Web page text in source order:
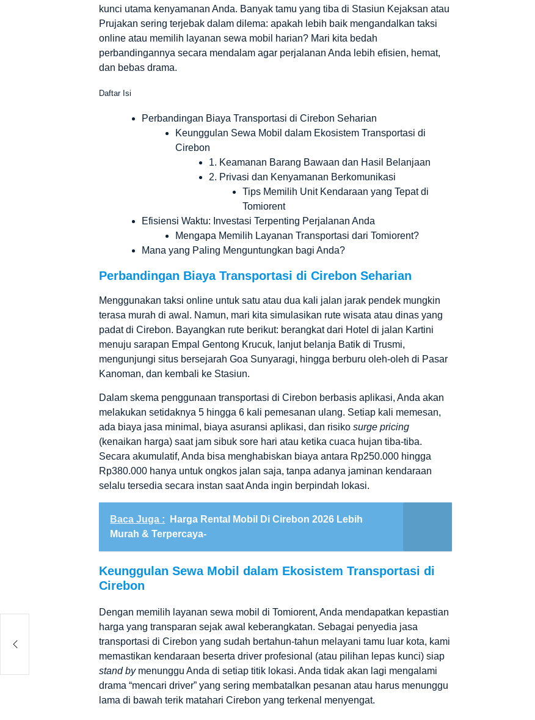
kunci utama kenyamanan Anda. Banyak tamu yang tiba di Stasiun Kejaksan atau
Prujakan sering terjebak dalam dilema: apakah lebih baik mengandalkan taksi
online atau memilih layanan sewa mobil harian? Mari kita bedah
perbandingannya secara mendalam agar perjalanan Anda lebih efisien, hemat,
dan bebas drama.
Daftar Isi
Perbandingan Biaya Transportasi di Cirebon Seharian
Keunggulan Sewa Mobil dalam Ekosistem Transportasi di
Cirebon
1. Keamanan Barang Bawaan dan Hasil Belanjaan
2. Privasi dan Kenyamanan Berkomunikasi
Tips Memilih Unit Kendaraan yang Tepat di
Tomiorent
Efisiensi Waktu: Investasi Terpenting Perjalanan Anda
Mengapa Memilih Layanan Transportasi dari Tomiorent?
Mana yang Paling Menguntungkan bagi Anda?
Perbandingan Biaya Transportasi di Cirebon Seharian
Menggunakan taksi online untuk satu atau dua kali jalan jarak pendek mungkin
terasa murah di awal. Namun, mari kita simulasikan rute wisata atau dinas yang
padat di Cirebon. Bayangkan rute berikut: berangkat dari Hotel di jalan Kartini
menuju sarapan Empal Gentong Krucuk, lanjut belanja Batik di Trusmi,
mengunjungi situs bersejarah Goa Sunyaragi, hingga berburu oleh-oleh di Pasar
Kanoman, dan kembali ke Stasiun.
Dalam skema penggunaantransportasi di Cirebon berbasis aplikasi, Anda akan
melakukan setidaknya 5 hingga 6 kali pemesanan ulang. Setiap kali memesan,
ada biaya jasa minimal, biaya asuransi aplikasi, dan risikosurge pricing
(kenaikan harga) saat jam sibuk sore hari atau ketika cuaca hujan tiba-tiba.
Secara akumulatif, Anda bisa menghabiskan biaya antara Rp250.000 hingga
Rp380.000 hanya untuk ongkos jalan saja, tanpa adanya jaminan kendaraan
selalu tersedia secara instan saat Anda ingin berpindah lokasi.
Baca Juga :
Harga Rental Mobil Di Cirebon 2026 Lebih
Murah & Terpercaya-
Keunggulan Sewa Mobil dalam Ekosistem Transportasi di
Cirebon
Dengan memilih layanansewa mobil di Tomiorent, Anda mendapatkan kepastian
harga yang transparan sejak awal keberangkatan. Sebagai penyedia jasa
transportasi di Cirebon yang sudah bertahun-tahun melayani tamu luar kota, kami
memastikan kendaraan beserta driver profesional (atau pilihan lepas kunci) siap
stand bymenunggu Anda di setiap titik lokasi. Anda tidak akan lagi mengalami
drama “mencari driver” yang sering membatalkan pesanan atau harus menunggu
lama di bawah terik matahari Cirebon yang terkenal menyengat.